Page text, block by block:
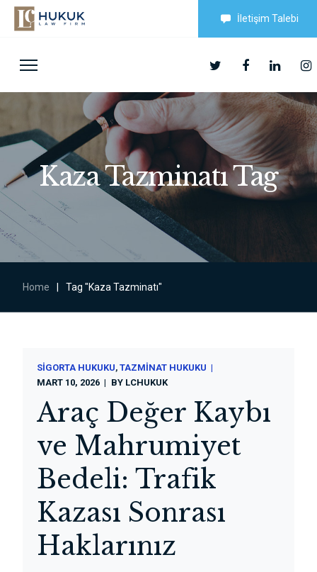
İletişim Talebi
Kaza Tazminatı Tag
Home Tag "Kaza Tazminatı"
SIGORTA HUKUKU TAZMINAT HUKUKU
MART 10, 2026
BY LCHUKUK
Araç Değer Kaybı
ve Mahrumiyet
Bedeli: Trafik
Kazası Sonrası
Haklarınız